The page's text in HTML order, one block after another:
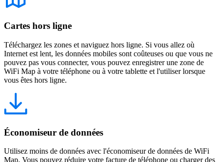
Cartes hors ligne
Téléchargez les zones et naviguez hors ligne. Si vous allez où
Internet est lent, les données mobiles sont coûteuses ou que vous ne
pouvez pas vous connecter, vous pouvez enregistrer une zone de
WiFi Map à votre téléphone ou à votre tablette et l'utiliser lorsque
vous êtes hors ligne.
Économiseur de données
Utilisez moins de données avec l'économiseur de données de WiFi
Map. Vous pouvez réduire votre facture de téléphone ou charger des